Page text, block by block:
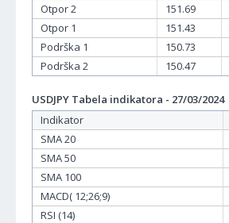
Otpor 2
151.69
Otpor 1
151.43
Podrška 1
150.73
Podrška 2
150.47
USDJPY Tabela indikatora - 27/03/2024
Indikator
SMA 20
SMA 50
SMA 100
MACD( 12;26;9)
RSI (14)